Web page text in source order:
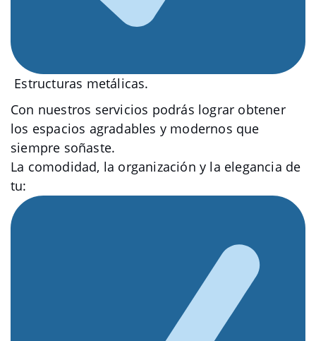
Estructuras metálicas.
Con nuestros servicios podrás lograr obtener
los espacios agradables y modernos que
siempre soñaste.
La comodidad, la organización y la elegancia de
tu: